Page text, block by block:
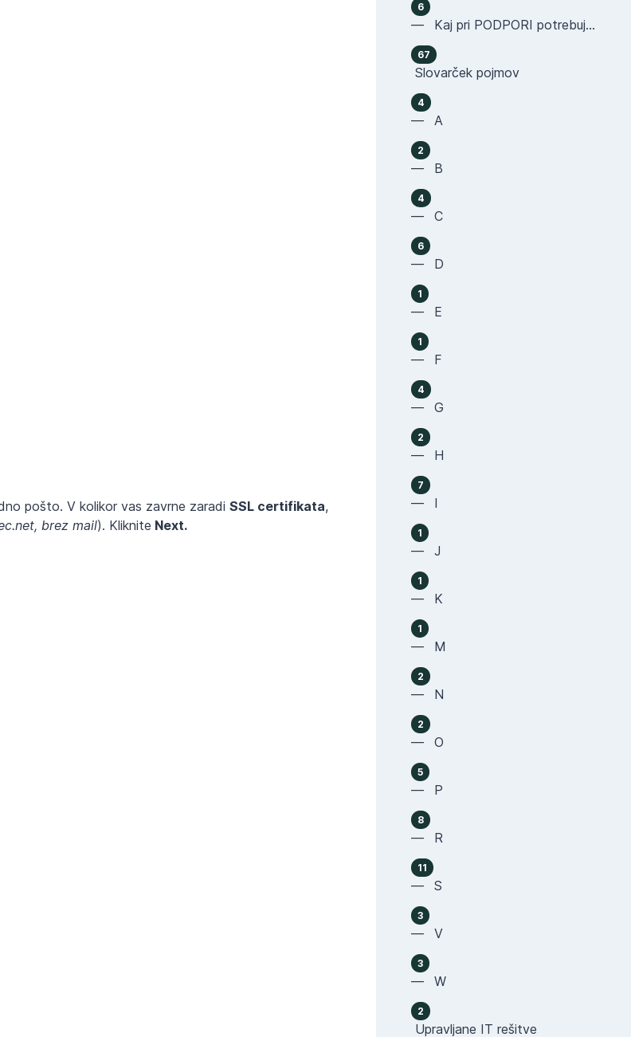
pošto. V kolikor vas zavrne zaradi SSL certifikata,
brez mail). Kliknite Next.
6
— Kaj pri PODPORI potrebujemo OD VAS
67
Slovarček pojmov
4
— A
2
— B
4
— C
6
— D
1
— E
1
— F
4
— G
2
— H
7
— I
1
— J
1
— K
1
— M
2
— N
2
— O
5
— P
8
— R
11
— S
3
— V
3
— W
2
Upravljane IT rešitve